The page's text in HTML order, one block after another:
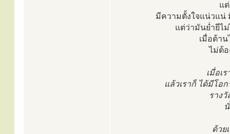
แ
มีความตั้งใจแน่วแน่
แต่ว่ามันย่ำยีไ
เมื่อต้าน
ไม่ต้อ
เมื่อเ
แล้วเราก็ ได้มีโ
ราง
ด้วย